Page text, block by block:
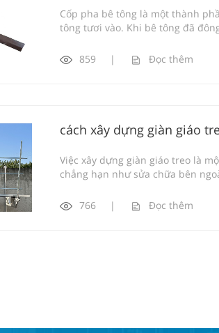
Cốp pha bê tông là một thành
tông tươi vào. Khi bê tông đã
859 | Đọc thêm
cách xây dựng giàn giáo
Việc xây dựng giàn giáo treo là
chẳng hạn như sửa chữa bên
766 | Đọc thêm